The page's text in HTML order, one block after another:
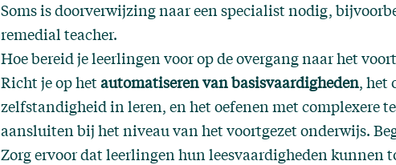
Soms is doorverwijzing naar een specialist nodig,
remedial teacher.
Hoe bereid je leerlingen voor op de overgang naar het
Richt je op hetautomatiseren van basisvaardigheden, het
zelfstandigheid in leren, en het oefenen met complexere
aansluiten bij het niveau van het voortgezet onderwijs.
Zorg ervoor dat leerlingen hun leesvaardigheden kunnen